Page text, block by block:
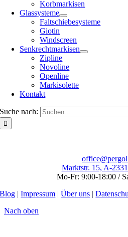
Korbmarkisen
Glassysteme
Faltschiebesysteme
Giotin
Windscreen
Senkrechtmarkisen
Zipline
Novoline
Openline
Markisolette
Kontakt
Suche nach:
Marktstr. 15, A-
Mo-Fr: 9:00-18:00 /
Blog | Impressum | Über uns |
Nach oben